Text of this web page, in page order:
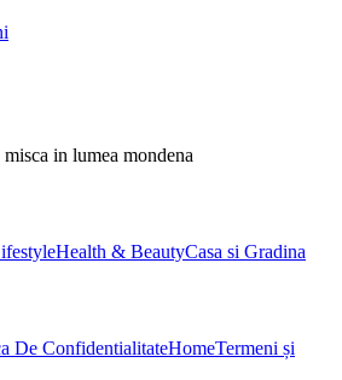
in lumea mondena
Health & BeautyCasa si Gradina
De ConfidentialitateHomeTermeni și